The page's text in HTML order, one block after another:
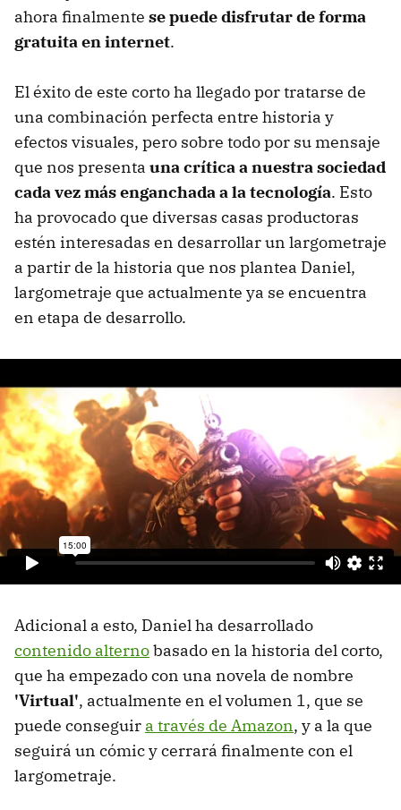
ahora finalmente se puede disfrutar de forma
gratuita en internet.
El éxito de este corto ha llegado por tratarse de
una combinación perfecta entre historia y
efectos visuales, pero sobre todo por su mensaje
que nos presenta una crítica a nuestra sociedad
cada vez más enganchada a la tecnología. Esto
ha provocado que diversas casas productoras
estén interesadas en desarrollar un largometraje
a partir de la historia que nos plantea Daniel,
largometraje que actualmente ya se encuentra
en etapa de desarrollo.
Adicional a esto, Daniel ha desarrollado
contenido alternobasado en la historia del corto,
que ha empezado con una novela de nombre
'Virtual', actualmente en el volumen 1, que se
puede conseguir a través de Amazon, y a la que
seguirá un cómic y cerrará finalmente con el
largometraje.